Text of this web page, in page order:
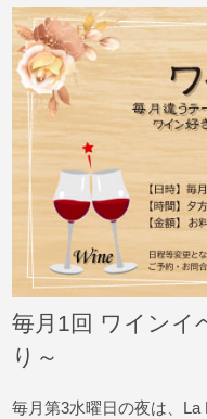
毎月1回 ワインイ
り～
毎月第3水曜日の夜は、La